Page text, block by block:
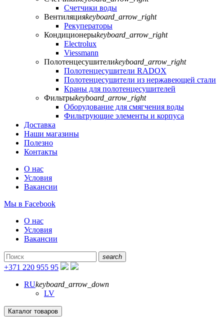
Счетчики воды
Вентиляцияkeyboard_arrow_right
Рекуператоры
Кондиционерыkeyboard_arrow_right
Electrolux
Viessmann
Полотенцесушителиkeyboard_arrow_right
Полотенцесушители RADOX
Полотенцесушители из нержавеющей стали
Краны для полотенцесушителей
Фильтрыkeyboard_arrow_right
Оборудование для смягчения воды
Фильтрующие элементы и корпуса
Доставка
Наши магазины
Полезно
Контакты
О нас
Условия
Вакансии
Мы в Facebook
О нас
Условия
Вакансии
search
+371 220 955 95
RUkeyboard_arrow_down
LV
Каталог товаров